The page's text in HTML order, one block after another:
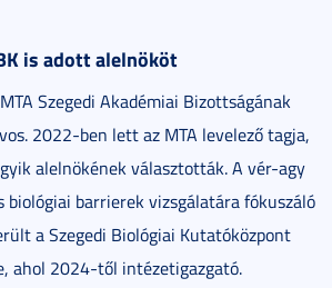
is adott alelnököt
Szegedi Akadémiai Bizottságának
2022-ben lett az MTA levelező tagja,
alelnökének választották. A vér-agy
biológiai barrierek vizsgálatára fókuszáló
a Szegedi Biológiai Kutatóközpont
ahol 2024-től intézetigazgató.